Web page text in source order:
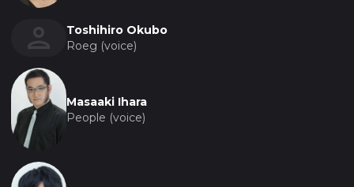
Toshihiro Okubo
Roeg (voice)
Masaaki Ihara
People (voice)